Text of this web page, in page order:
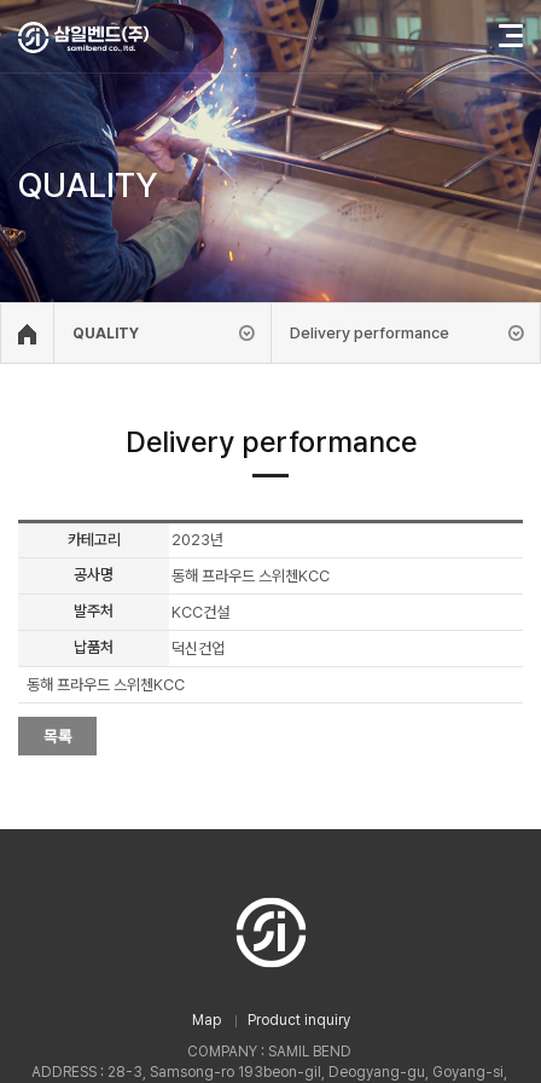
QUALITY
QUALITY Delivery performance
Delivery performance
카테고리
2023년
공사명
동해 프라우드 스위첸KCC
발주처
KCC건설
납품처
덕신건업
동해 프라우드 스위첸KCC
Map
Product inquiry
COMPANY : SAMIL BEND
ADDRESS : 28-3, Samsong-ro 193beon-gil, Deogyang-gu, Goyang-si,